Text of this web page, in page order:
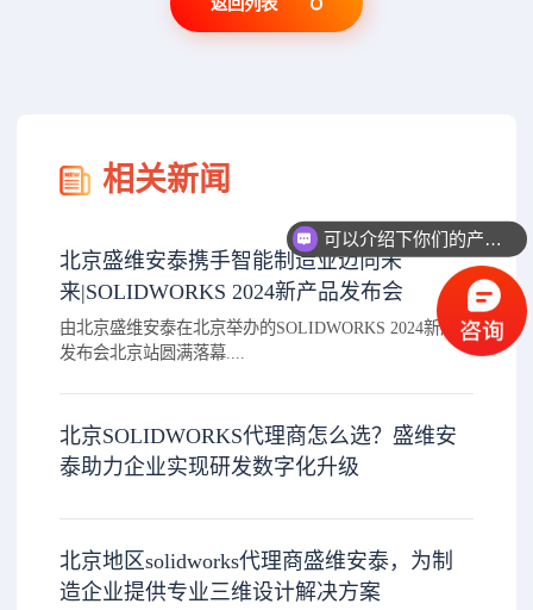
相关新闻
北京盛维安泰携手智能制造业迈向未
来|SOLIDWORKS 2024新产品发布会
由北京盛维安泰在北京举办的SOLIDWORKS 2024新产品
发布会北京站圆满落幕....
北京SOLIDWORKS代理商怎么选？盛维安
泰助力企业实现研发数字化升级
北京地区solidworks代理商盛维安泰，为制
造企业提供专业三维设计解决方案
可以介绍下你们的产品么？